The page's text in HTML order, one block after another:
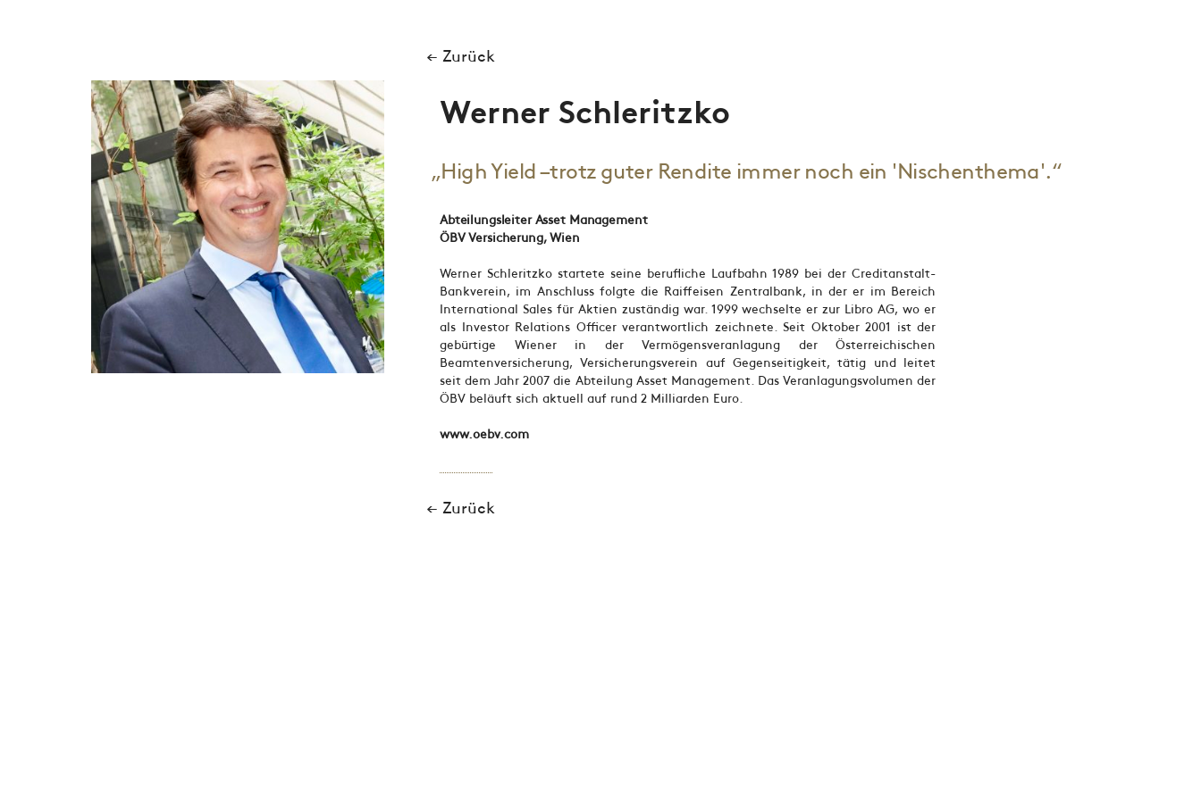
← Zurück
Werner Schleritzko
„High Yield –trotz guter Rendite immer noch ein 'Nischenthema'.“
Abteilungsleiter Asset Management
ÖBV Versicherung, Wien
Werner Schleritzko startete seine berufliche Laufbahn 1989 bei der Creditanstalt-
Bankverein, im Anschluss folgte die Raiffeisen Zentralbank, in der er im Bereich
International Sales für Aktien zuständig war. 1999 wechselte er zur Libro AG, wo er
als Investor Relations Officer verantwortlich zeichnete. Seit Oktober 2001 ist der
gebürtige Wiener in der Vermögensveranlagung der Österreichischen
Beamtenversicherung, Versicherungsverein auf Gegenseitigkeit, tätig und leitet
seit dem Jahr 2007 die Abteilung Asset Management. Das Veranlagungsvolumen der
ÖBV beläuft sich aktuell auf rund 2 Milliarden Euro.
www.oebv.com
← Zurück